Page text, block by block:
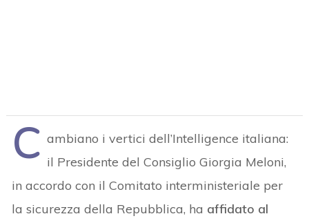
C ambiano i vertici dell’Intelligence italiana:
il Presidente del Consiglio Giorgia Meloni,
in accordo con il Comitato interministeriale per
la sicurezza della Repubblica, ha affidato al